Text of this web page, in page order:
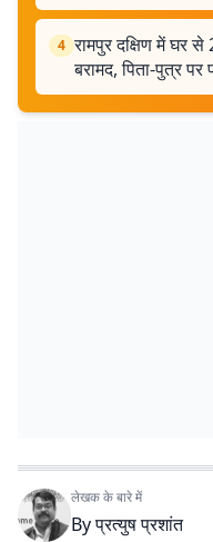
4 रामपुर दक्षिण में घर
बरामद, पिता-पुत्र पर
लेखक के बारे में
Byप्रत्युष प्रशांत